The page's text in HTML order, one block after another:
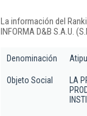
La información del
INFORMA D&B S.A.U.
Denominación
Objeto Social
LA